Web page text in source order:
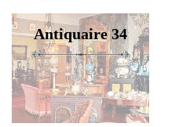
Antiquaire 34